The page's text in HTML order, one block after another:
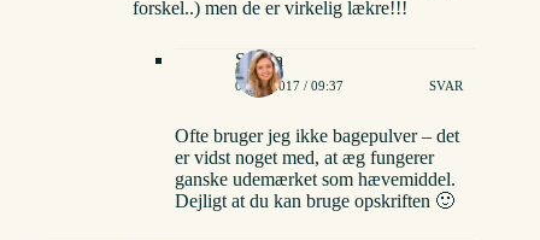
forskel..) men de er virkelig lækre!!!
Stinna
09/08/2017 / 09:37 SVAR
Ofte bruger jeg ikke bagepulver – det
er vidst noget med, at æg fungerer
ganske udemærket som hævemiddel.
Dejligt at du kan bruge opskriften 🙂